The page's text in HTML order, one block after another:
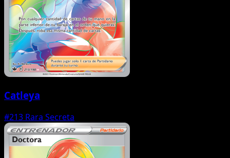
Catleya
#213 Rara Secreta